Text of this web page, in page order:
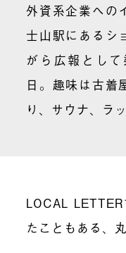
外資系企業への
士山駅にあるシ
がら広報とし
日。趣味は古着
り、サウナ、ラ
LOCAL
たこともある、